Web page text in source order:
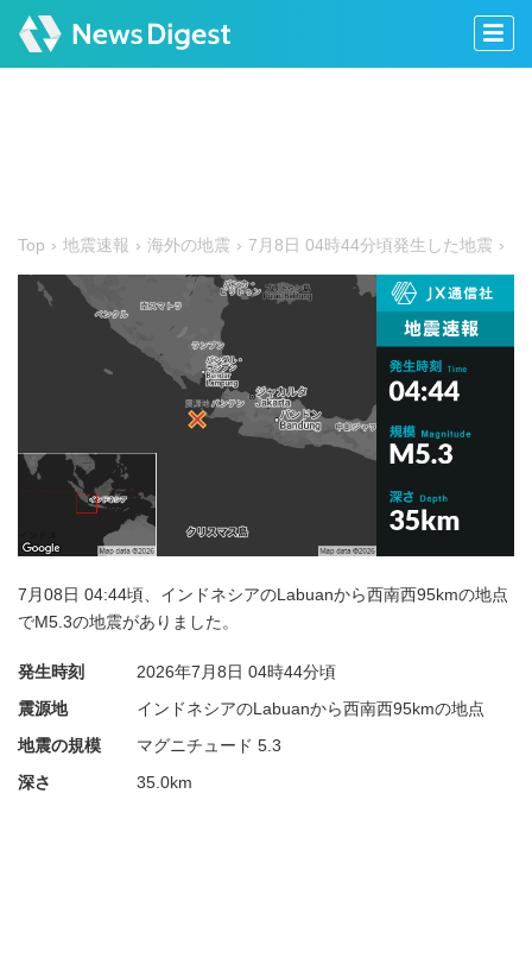
Top 地震速報 海外の地震 7月8日 04時44分頃発生した地震
7月08日 04:44頃、インドネシアのLabuanから西南西95kmの地点
でM5.3の地震がありました。
発生時刻 2026年7月8日 04時44分頃
震源地
インドネシアのLabuanから西南西95kmの地点
地震の規模
マグニチュード 5.3
深さ
35.0km